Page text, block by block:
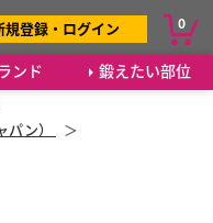
ンド 鍛えたい部位
規登録・ログイン 0
ン）